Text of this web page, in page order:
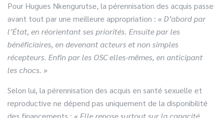
Pour Hugues Nkengurutse, la pérennisation des acquis passe
avant tout par une meilleure appropriation : « D’abord par
l’État, en réorientant ses priorités. Ensuite par les
bénéficiaires, en devenant acteurs et non simples
récepteurs. Enfin par les OSC elles-mêmes, en anticipant
les chocs. »
Selon lui, la pérennisation des acquis en santé sexuelle et
reproductive ne dépend pas uniquement de la disponibilité
des financements : « Elle repose surtout sur la capacité